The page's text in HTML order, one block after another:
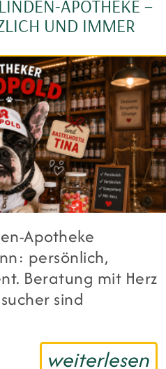
APOTHEKE –
UND IMMER
Apotheke
persönlich,
Beratung mit Herz
sind
weiterlesen